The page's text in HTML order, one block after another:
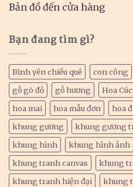
Bản đồ đến cửa hàng
Bạn đang tìm gì?
Bình yên chiều quê con công
gỗ gõ đỏ
gỗ hương Hoa
hoa mai
hoa mẫu đơn hoa
khung gương
khung gương
khung hình
khung hình ảnh
khung tranh canvas
khung
khung tranh hiện đại
khung